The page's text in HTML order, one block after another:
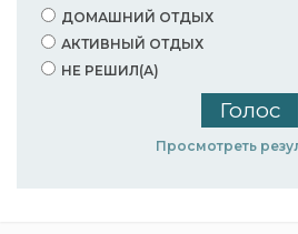
ДОМАШНИЙ ОТДЫХ
АКТИВНЫЙ ОТДЫХ
НЕ РЕШИЛ(А)
Просмотреть